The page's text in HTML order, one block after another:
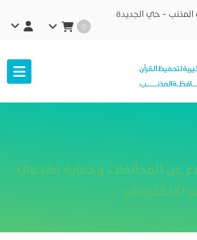
المذنب - حي الجديدة
0
عن المخالفات وحماية مقدمي
الإلكتروني